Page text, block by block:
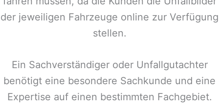
der jeweiligen Fahrzeuge online zur Verfügung
stellen.
Ein Sachverständiger oder Unfallgutachter
benötigt eine besondere Sachkunde und eine
Expertise auf einen bestimmten Fachgebiet.